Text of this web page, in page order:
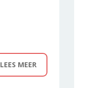
LEES MEER